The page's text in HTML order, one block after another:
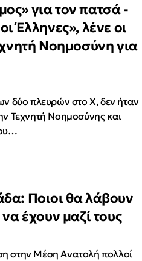
για τον πατσά -
Έλληνες», λένε οι
Νοημοσύνη για
δύο πλευρών στο X, δεν ήταν
Τεχνητή Νοημοσύνης και
Ποιοι θα λάβουν
έχουν μαζί τους
στην Μέση Ανατολή πολλοί